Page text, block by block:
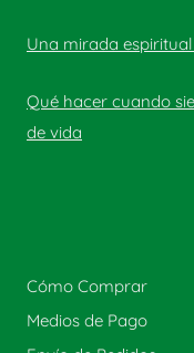
Una mirada
Qué hacer cuando
de vida
Cómo Comprar
Medios de Pago